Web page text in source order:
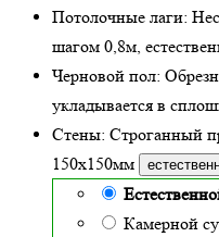
Потолочные лаги:
шагом 0,8м,
Черновой пол:
укладывается в
Стены: Строганный
150х150мм
Камерной